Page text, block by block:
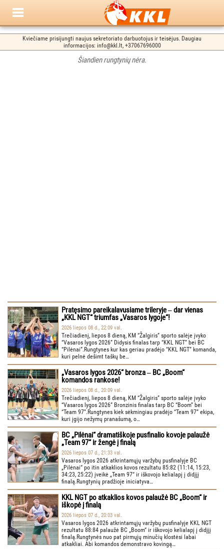
Kviečiame prisijungti naujus sekretoriato darbuotojus ir teisėjus. Daugiau
informacijos: info@kkl.lt, +37067696000
Šiandien rungtynių nėra.
Pratęsimo pareikalavusiame trileryje ‒ dar vienas
„KKL NGT“ triumfas „Vasaros lygoje“!
2026 liepos 08 d., 22:09 val.
Trečiadienį, liepos 8 dieną, KM “Žalgiris” sporto salėje įvyko
“Vasaros lygos 2026” Didysis finalas tarp “KKL NGT” bei BC
“Pilėnai”.Rungtynes kur kas geriau pradėjo “KKL NGT” komanda,
kuri pelnė dešimt taškų be…
„Vasaros lygos 2026“ bronza ‒ BC „Boom“
komandos rankose!
2026 liepos 08 d., 20:09 val.
Trečiadienį, liepos 8 dieną, KM “Žalgiris” sporto salėje įvyko
“Vasaros lygos 2026” Bronzinis finalas tarp BC “Boom” bei
“Team 97”.Rungtynes kiek sėkmingiau pradėjo “Team 97” ekipa,
kuri įgijo nežymų pranašumą, o…
BC „Pilėnai“ dramatiškoje pusfinalio kovoje palaužė
„Team 97“ ir žengė į finalą
2026 liepos 07 d., 21:33 val.
Vasaros lygos 2026 atkrintamųjų varžybų pusfinalyje BC
„Pilėnai“ po itin atkaklios kovos rezultatu 85:82 (11:14, 15:23,
34:23, 25:22) įveikė „Team 97“ ir iškovojo kelialapį į didįjį
finalą.Rungtynių pradžioje iniciatyva…
KKL NGT po atkaklios kovos palaužė BC „Boom“ ir
iškopė į finalą
2026 liepos 07 d., 20:03 val.
Vasaros lygos 2026 atkrintamųjų varžybų pusfinalyje KKL NGT
rezultatu 88:84 palaužė BC „Boom“ ir iškovojo kelialapį į didįjį
finalą.Rungtynės nuo pat pirmųjų minučių klostėsi labai
atkakliai. Abi komandos demonstravo kovingą…